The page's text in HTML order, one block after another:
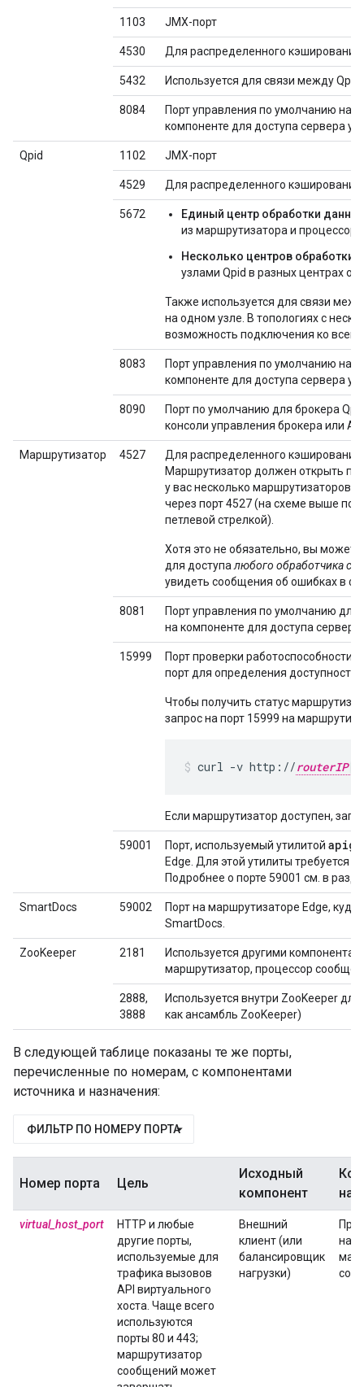
1103 JMX-порт
4530 Для распределенного
5432 Используется для связи между
8084
Порт управления по умолчанию на
компоненте для доступа сервера
Qpid 1102 JMX-порт
4529 Для распределенного
5672
Единый центр обработки
из маршрутизатора и
Несколько центров обработки
узлами Qpid в разных центрах
Также используется для связи
на одном узле. В топологиях с
возможность подключения ко всем
8083
Порт управления по умолчанию на
компоненте для доступа сервера
8090
Порт по умолчанию для брокера
консоли управления брокера или
Маршрутизатор 4527
Для распределенного
Маршрутизатор должен открыть
у вас несколько маршрутизаторов,
через порт 4527 (на схеме выше
петлевой стрелкой).
Хотя это не обязательно, вы
для доступа любого обработчика
увидеть сообщения об ошибках в
8081
Порт управления по умолчанию
на компоненте для доступа сервера
15999
Порт проверки работоспособности.
порт для определения доступности
Чтобы получить статус
запрос на порт 15999 на
curl -v http://routerIP
Если маршрутизатор доступен,
59001 Порт, используемый утилитой
Edge. Для этой утилиты требуется
Подробнее о порте 59001 см. в
SmartDocs 59002
Порт на маршрутизаторе Edge,
SmartDocs.
ZooKeeper 2181
Используется другими
маршрутизатор, процессор
2888,
3888
Используется внутри ZooKeeper
как ансамбль ZooKeeper)
В следующей таблице показаны те же порты,
перечисленные по номерам, с компонентами
источника и назначения:
ФИЛЬТР ПО НОМЕРУ ПОРТА
Номер порта Цель
Исходный
компонент
virtual_host_port
HTTP и любые
другие порты,
используемые для
трафика вызовов
API виртуального
хоста. Чаще всего
используются
порты 80 и 443;
маршрутизатор
сообщений может
Внешний
клиент (или
балансировщик
нагрузки)
на